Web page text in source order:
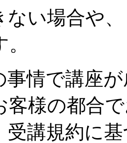
い場合や
情で講座
客様の都合
受講規約に